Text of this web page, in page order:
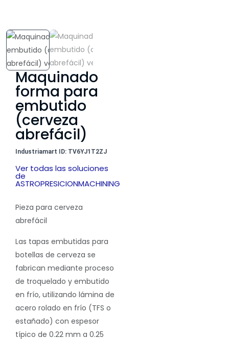
Maquinado
forma para
embutido
(cerveza
abrefácil)
Industriamart ID: TV6YJ1T2ZJ
Ver todas las soluciones
de
ASTROPRESICIONMACHINING
Pieza para cerveza
abrefácil
Las tapas embutidas para
botellas de cerveza se
fabrican mediante proceso
de troquelado y embutido
en frío, utilizando lámina de
acero rolado en frío (TFS o
estañado) con espesor
típico de 0.22 mm a 0.25